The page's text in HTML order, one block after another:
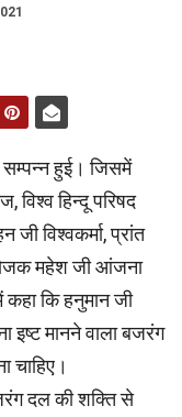
हुई। जिसमें
विश्व हिन्दू परिषद
जी विश्वकर्मा, प्रांत
महेश जी आंजना
कि हनुमान जी
मानने वाला बजरंग
चाहिए।
दल की शक्ति से